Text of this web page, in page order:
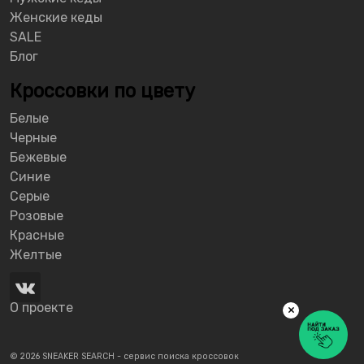
Женские кеды
SALE
Блог
Кроссовки по цвету
Белые
Черные
Бежевые
Синие
Серые
Розовые
Красные
Желтые
О проекте
© 2026 SNEAKER SEARCH - сервис поиска кроссовок
×